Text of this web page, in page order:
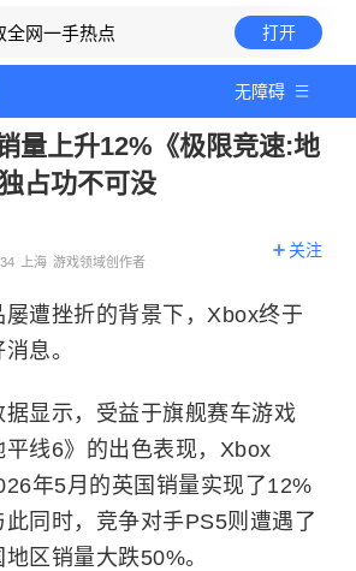
全网一手热点 打开
无障碍
量上升12%《极限竞速:地
占功不可没
上海 游戏领域创作者
关注
遭挫折的背景下，Xbox终于
息。
显示，受益于旗舰赛车游戏
平线6》的出色表现，Xbox
年5月的英国销量实现了12%
此同时，竞争对手PS5则遭遇了
区销量大跌50%。